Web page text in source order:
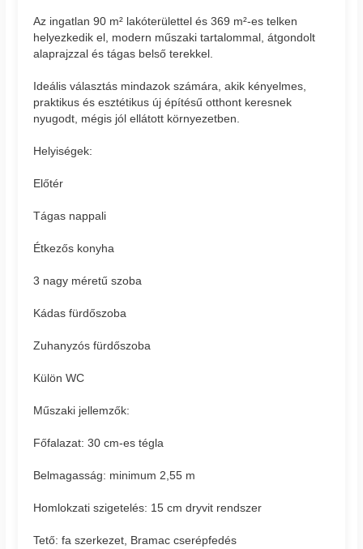
Az ingatlan 90 m² lakóterülettel és 369 m²-es telken
helyezkedik el, modern műszaki tartalommal, átgondolt
alaprajzzal és tágas belső terekkel.
Ideális választás mindazok számára, akik kényelmes,
praktikus és esztétikus új építésű otthont keresnek
nyugodt, mégis jól ellátott környezetben.
Helyiségek:
Előtér
Tágas nappali
Étkezős konyha
3 nagy méretű szoba
Kádas fürdőszoba
Zuhanyzós fürdőszoba
Külön WC
Műszaki jellemzők:
Főfalazat: 30 cm-es tégla
Belmagasság: minimum 2,55 m
Homlokzati szigetelés: 15 cm dryvit rendszer
Tető: fa szerkezet, Bramac cserépfedés